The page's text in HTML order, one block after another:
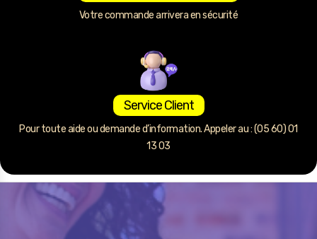
Votre commande arrivera en sécurité
Service Client
Pour toute aide ou demande d’information. Appeler au : (05 60) 01
13 03